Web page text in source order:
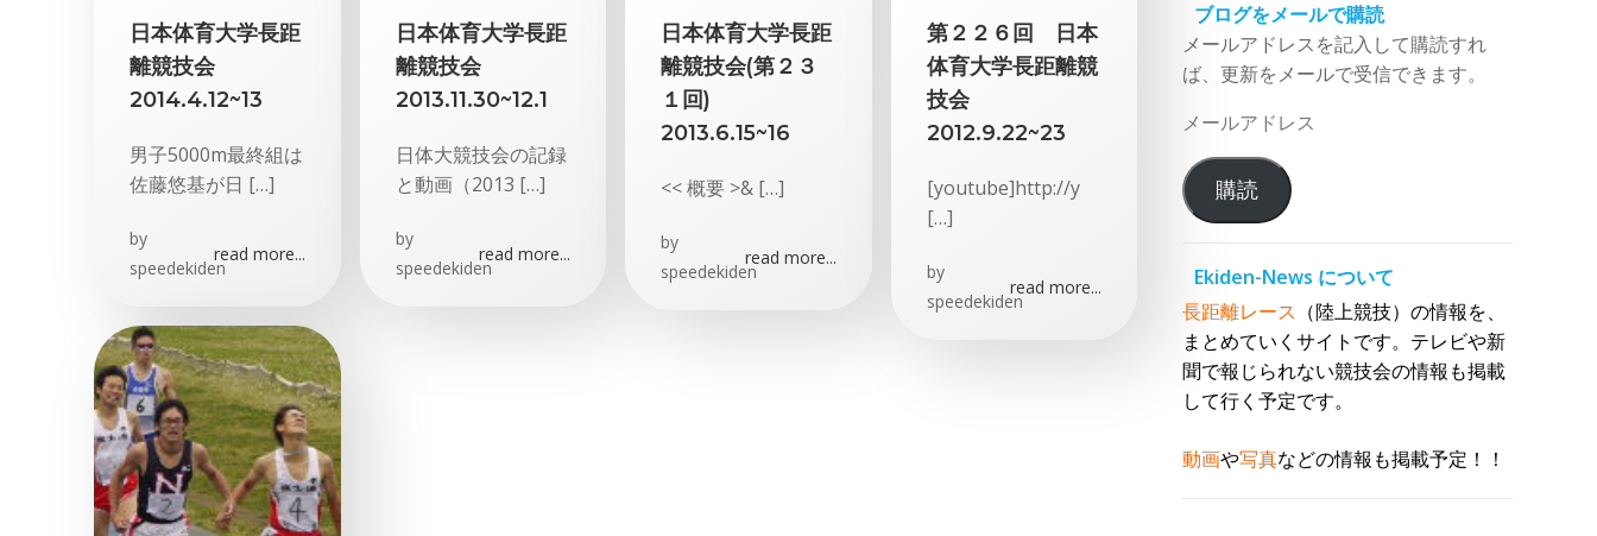
日本体育大学長距
離競技会
2014.4.12~13
男子5000m最終組は
佐藤悠基が日 […]
by
speedekiden
read more...
日本体育大学長距
離競技会
2013.11.30~12.1
日体大競技会の記録
と動画（2013 […]
by
speedekiden
read more...
日本体育大学長距
離競技会(第２３
１回)
2013.6.15~16
<< 概要 >& […]
by
speedekiden
read more...
第２２６回 日本
体育大学長距離競
技会
2012.9.22~23
[youtube]http://y
[…]
by
speedekiden
read more...
ブログをメールで購読
メールアドレスを記入して購読すれ
ば、更新をメールで受信できます。
メ
ル
ア
レ
ス
購読
Ekiden-News について
長距離レース （陸上競技）の情報を、
まとめていくサイトです。テレビや新
聞で報じられない競技会の情報も掲載
して行く予定です。
動画や写真などの情報も掲載予定！！